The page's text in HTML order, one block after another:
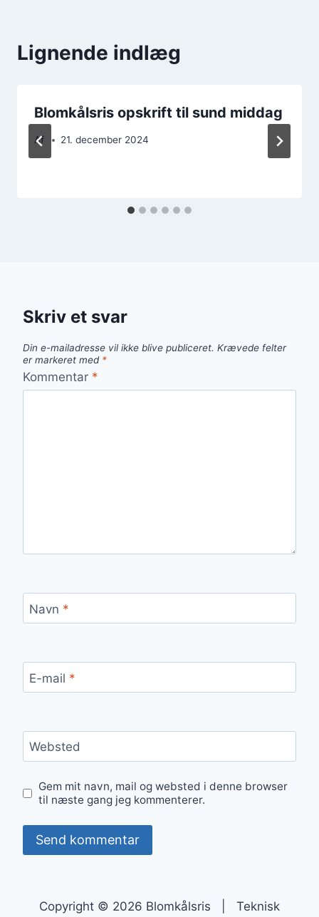
Lignende indlæg
Blomkålsris opskrift til sund middag
Af 21. december 2024
Skriv et svar
Din e-mailadresse vil ikke blive publiceret. Krævede felter
er markeret med *
Kommentar *
Navn *
E-mail *
Websted
Gem mit navn, mail og websted i denne browser
til næste gang jeg kommenterer.
Copyright © 2026 Blomkålsris | Teknisk